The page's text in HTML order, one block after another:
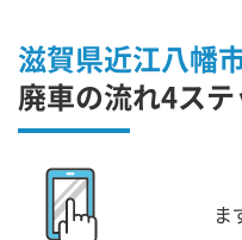
滋賀県近江八幡
廃車の流れ4ス
ま